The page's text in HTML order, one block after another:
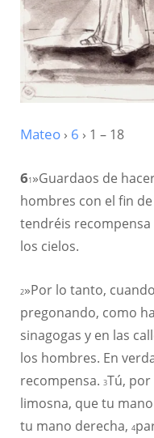
Mateo › 6 › 1 – 18
61 »Guardaos de
hombres con el fin
tendréis
los cielos.
2»Por lo tanto,
pregonando, como
sinagogas y en las
los hombres. En
recompensa. 3Tú,
limosna, que tu
tu mano derecha, 4